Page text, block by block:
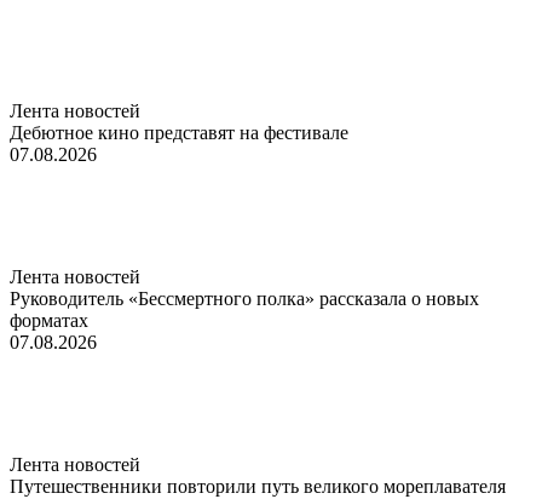
Лента новостей
Дебютное кино представят на фестивале
07.08.2026
Лента новостей
Руководитель «Бессмертного полка» рассказала о новых
форматах
07.08.2026
Лента новостей
Путешественники повторили путь великого мореплавателя